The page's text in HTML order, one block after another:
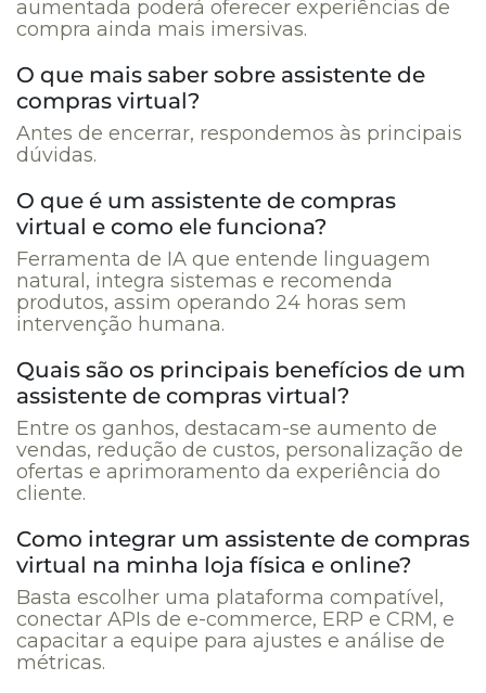
aumentada poderá oferecer experiências de
compra ainda mais imersivas.
O que mais saber sobre assistente de
compras virtual?
Antes de encerrar, respondemos às principais
dúvidas.
O que é um assistente de compras
virtual e como ele funciona?
Ferramenta de IA que entende linguagem
natural, integra sistemas e recomenda
produtos, assim operando 24 horas sem
intervenção humana.
Quais são os principais benefícios de um
assistente de compras virtual?
Entre os ganhos, destacam-se aumento de
vendas, redução de custos, personalização de
ofertas e aprimoramento da experiência do
cliente.
Como integrar um assistente de compras
virtual na minha loja física e online?
Basta escolher uma plataforma compatível,
conectar APIs de e-commerce, ERP e CRM, e
capacitar a equipe para ajustes e análise de
métricas.